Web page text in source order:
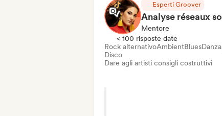
Esperti Groover
Mentore
< 100 risposte date
Rock alternativoAmbientBlues
Disco
Dare agli artisti consigli costruttivi